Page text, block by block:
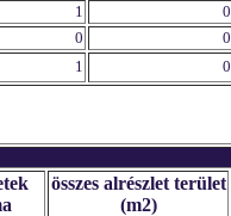
1
0
0 0
1 0
összes alrészlet terület
(m2)